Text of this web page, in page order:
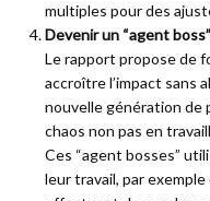
multiples pour des
Devenir un “agent
Le rapport propose de
accroître l’impact sans
nouvelle génération de
chaos non pas en
Ces “agent bosses”
leur travail, par